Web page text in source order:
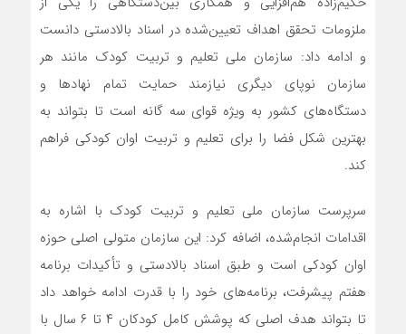
ملزومات تحقق اهداف تعیین‌شده در اسناد بالادستی دانست
و ادامه داد: سازمان ملی تعلیم و تربیت کودک مانند هر
سازمان نوپای دیگری نیازمند حمایت تمام نهادها و
دستگاه‌های کشور به ویژه قوای سه گانه است تا بتواند به
بهترین شکل فضا را برای تعلیم و تربیت اوان کودکی فراهم
کند.
سرپرست سازمان ملی تعلیم و تربیت کودک با اشاره به
اقدامات انجام‌شده، اضافه کرد: این سازمان متولی اصلی حوزه
اوان کودکی است و طبق اسناد بالادستی و تأکیدات برنامه
هفتم پیشرفت، برنامه‌های خود را با قدرت ادامه خواهد داد
تا بتواند هدف اصلی که پوشش کامل کودکان ۴ تا ۶ سال با